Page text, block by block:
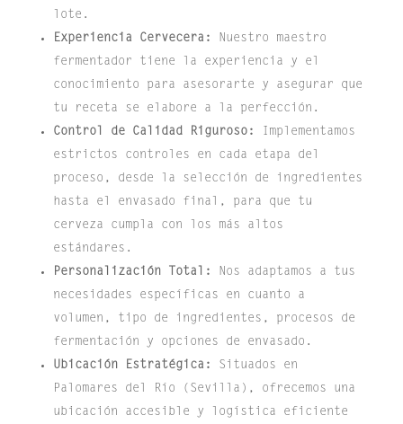
lote.
Experiencia Cervecera:
Nuestro maestro
fermentador tiene la experiencia y el
conocimiento para asesorarte y asegurar que
tu receta se elabore a la perfección.
Control de Calidad Riguroso:
Implementamos
estrictos controles en cada etapa del
proceso, desde la selección de ingredientes
hasta el envasado final, para que tu
cerveza cumpla con los más altos
estándares.
Personalización Total:
Nos adaptamos a tus
necesidades específicas en cuanto a
volumen, tipo de ingredientes, procesos de
fermentación y opciones de envasado.
Ubicación Estratégica:
Situados en
Palomares del Río (Sevilla), ofrecemos una
ubicación accesible y logística eficiente